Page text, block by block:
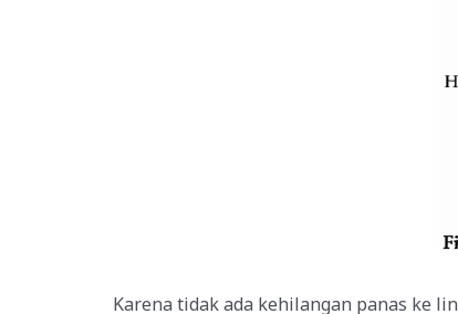
Karena tidak ada kehilangan panas ke